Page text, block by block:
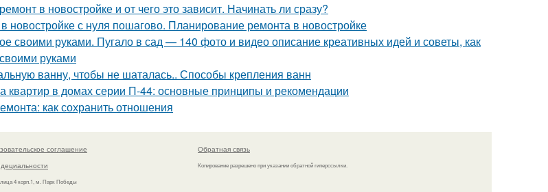
в новостройке и от чего это зависит. Начинать ли сразу?
новостройке с нуля пошагово. Планирование ремонта в новостройке
своими руками. Пугало в сад — 140 фото и видео описание креативных идей и советы, как
руками
ванну, чтобы не шаталась.. Способы крепления ванн
квартир в домах серии П-44: основные принципы и рекомендации
как сохранить отношения
соглашение
4 корп.1, м. Парк Победы
Обратная связь
Копирование разрешено при указании обратной гиперссылки.